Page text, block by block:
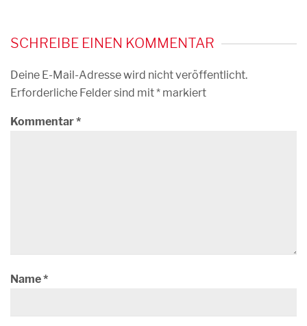
SCHREIBE EINEN KOMMENTAR
Deine E-Mail-Adresse wird nicht veröffentlicht.
Erforderliche Felder sind mit* markiert
Kommentar*
Name*